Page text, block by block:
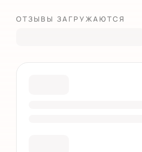
ОТЗЫВЫ ЗАГРУЖАЮТСЯ